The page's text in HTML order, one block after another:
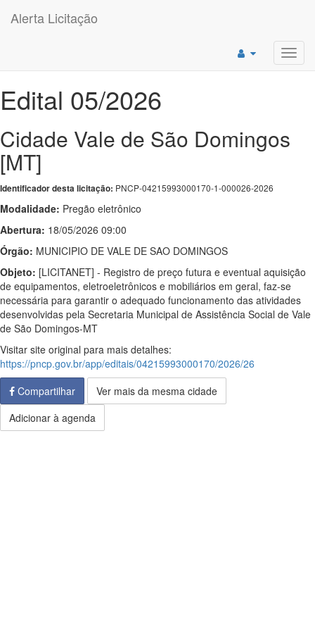
Alerta Licitação
Edital 05/2026
Cidade Vale de São Domingos
[MT]
Identificador desta licitação: PNCP-04215993000170-1-000026-2026
Modalidade: Pregão eletrônico
Abertura: 18/05/2026 09:00
Órgão: MUNICIPIO DE VALE DE SAO DOMINGOS
Objeto: [LICITANET] - Registro de preço futura e eventual aquisição
de equipamentos, eletroeletrônicos e mobiliários em geral, faz-se
necessária para garantir o adequado funcionamento das atividades
desenvolvidas pela Secretaria Municipal de Assistência Social de Vale
de São Domingos-MT
Visitar site original para mais detalhes:
https://pncp.gov.br/app/editais/04215993000170/2026/26
Compartilhar
Ver mais da mesma cidade
Adicionar à agenda